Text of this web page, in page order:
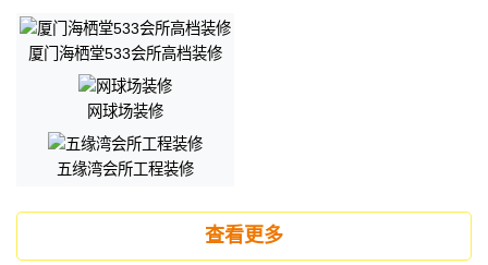
厦门海栖堂533会所高档装修
网球场装修
五缘湾会所工程装修
查看更多